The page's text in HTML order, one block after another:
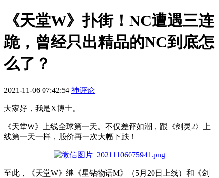
《天堂W》扑街！NC遭遇三连
跪，曾经只出精品的NC到底怎
么了？
2021-11-06 07:42:54 神评论
大家好，我是X博士。
《天堂W》上线全球第一天。不仅差评如潮，跟《剑灵2》上
线第一天一样，股价再一次大幅下跌！
至此，《天堂W》继《星钻物语M》（5月20日上线）和《剑